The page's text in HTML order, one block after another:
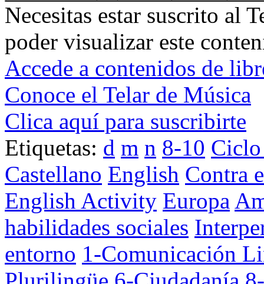
Necesitas estar suscrito al
poder visualizar este
Accede a contenidos de
Conoce el Telar de Música
Clica aquí para suscribirte
Etiquetas: d m n 8-10
Castellano English Contra
English Activity Europa
habilidades sociales
entorno 1-Comunicación